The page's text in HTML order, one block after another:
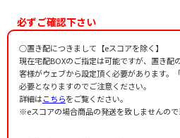
必ずご確認下さい
○置き配につきまして【eスコアを除く】
現在宅配BOXのご指定は可能ですが、置き配
客様がウェブから設定頂く必要があります。
必要となりますのでご注意ください。
詳細はこちらをご覧ください。
※eスコアの場合商品の発送を致しませんので